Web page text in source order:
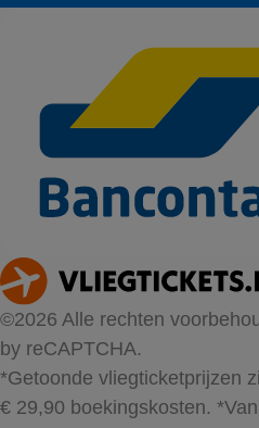
©2026 Alle rechten
by reCAPTCHA.
*Getoonde vliegticketprijzen
€ 29,90 boekingskosten.